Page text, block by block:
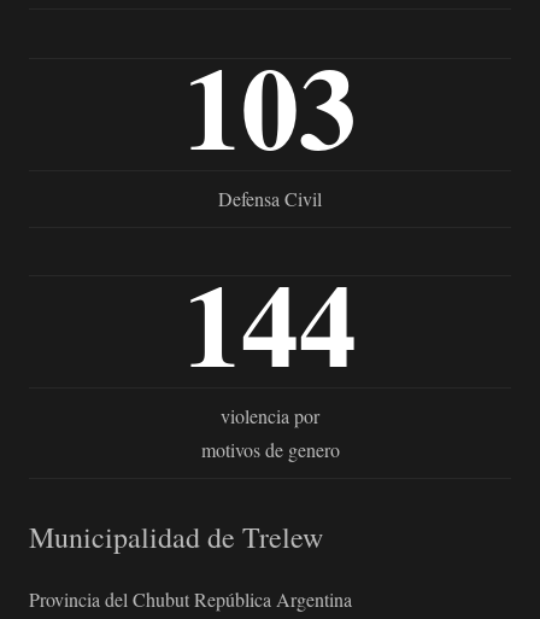
103
Defensa Civil
144
violencia por
motivos de genero
Municipalidad de Trelew
Provincia del Chubut República Argentina